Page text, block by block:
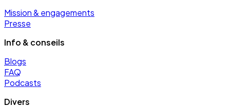
Mission & engagements
Presse
Info & conseils
Blogs
FAQ
Podcasts
Divers